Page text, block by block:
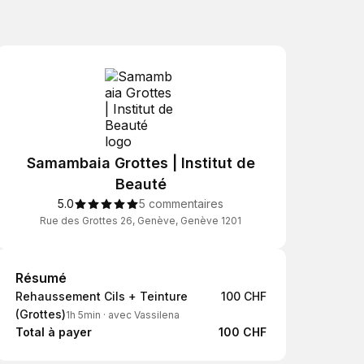
Samambaia Grottes | Institut de
Beauté
5.0 5 commentaires
Rue des Grottes 26, Genève, Genève 1201
Résumé
Résumé
Rehaussement Cils + Teinture
(Grottes)1h 5min · avec Vassilena
100 CHF
Total à payer 100 CHF